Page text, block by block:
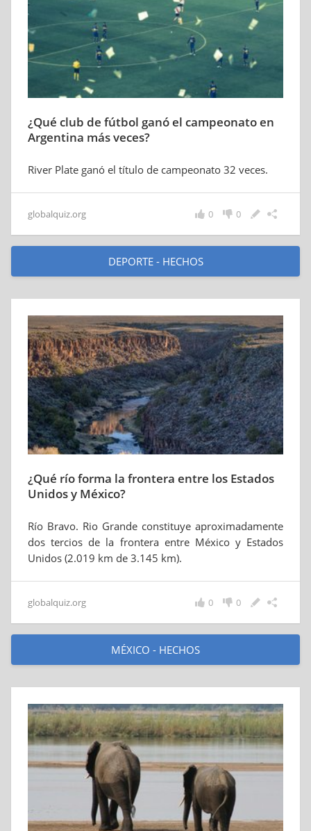
¿Qué club de fútbol ganó el campeonato en
Argentina más veces?
River Plate ganó el título de campeonato 32 veces.
globalquiz.org 0
0
DEPORTE - HECHOS
¿Qué río forma la frontera entre los Estados
Unidos y México?
Río Bravo. Rio Grande constituye aproximadamente
dos tercios de la frontera entre México y Estados
Unidos (2.019 km de 3.145 km).
globalquiz.org 0
0
MÉXICO - HECHOS